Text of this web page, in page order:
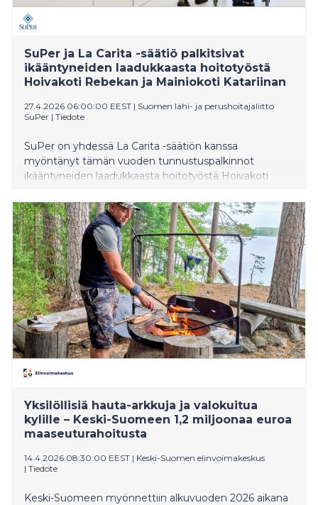
SuPer ja La Carita -säätiö palkitsivat
ikääntyneiden laadukkaasta hoitotyöstä
Hoivakoti Rebekan ja Mainiokoti Katariinan
27.4.2026 06:00:00 EEST | Suomen lähi- ja perushoitajaliitto
SuPer | Tiedote
SuPer on yhdessä La Carita -säätiön kanssa
myöntänyt tämän vuoden tunnustuspalkinnot
ikääntyneiden laadukkaasta hoitotyöstä Hoivakoti
Kaarinaan.
Yksilöllisiä hauta-arkkuja ja valokuitua
kylille – Keski-Suomeen 1,2 miljoonaa euroa
maaseuturahoitusta
14.4.2026 08:30:00 EEST | Keski-Suomen elinvoimakeskus
| Tiedote
Keski-Suomeen myönnettiin alkuvuoden 2026 aikana